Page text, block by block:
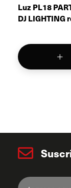
Luz PL18
DJ LIGHTING